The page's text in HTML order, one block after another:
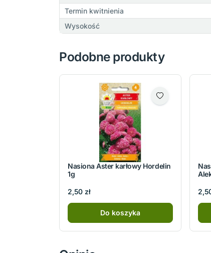
Termin kwitnienia
Wysokość
Podobne produkty
Nasiona Aster karłowy Hordelin
1g
2,50 zł
Do koszyka